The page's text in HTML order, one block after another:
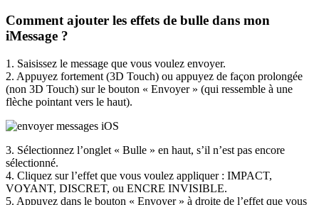
Comment ajouter les effets de bulle dans mon
iMessage ?
1. Saisissez le message que vous voulez envoyer.
2. Appuyez fortement (3D Touch) ou appuyez de façon prolongée
(non 3D Touch) sur le bouton « Envoyer » (qui ressemble à une
flèche pointant vers le haut).
3. Sélectionnez l’onglet « Bulle » en haut, s’il n’est pas encore
sélectionné.
4. Cliquez sur l’effet que vous voulez appliquer : IMPACT,
VOYANT, DISCRET, ou ENCRE INVISIBLE.
5. Appuyez dans le bouton « Envoyer » à droite de l’effet que vous